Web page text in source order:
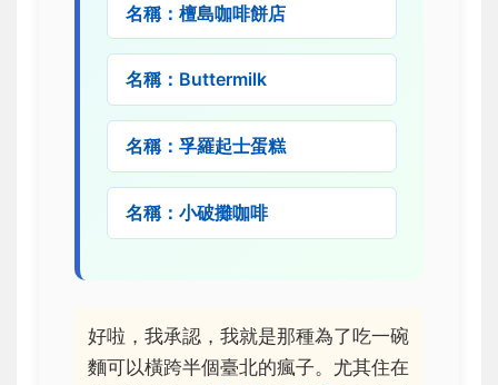
名稱：檀島咖啡餅店
名稱：Buttermilk
名稱：孚羅起士蛋糕
名稱：小破攤咖啡
好啦，我承認，我就是那種為了吃一碗
麵可以橫跨半個臺北的瘋子。尤其住在